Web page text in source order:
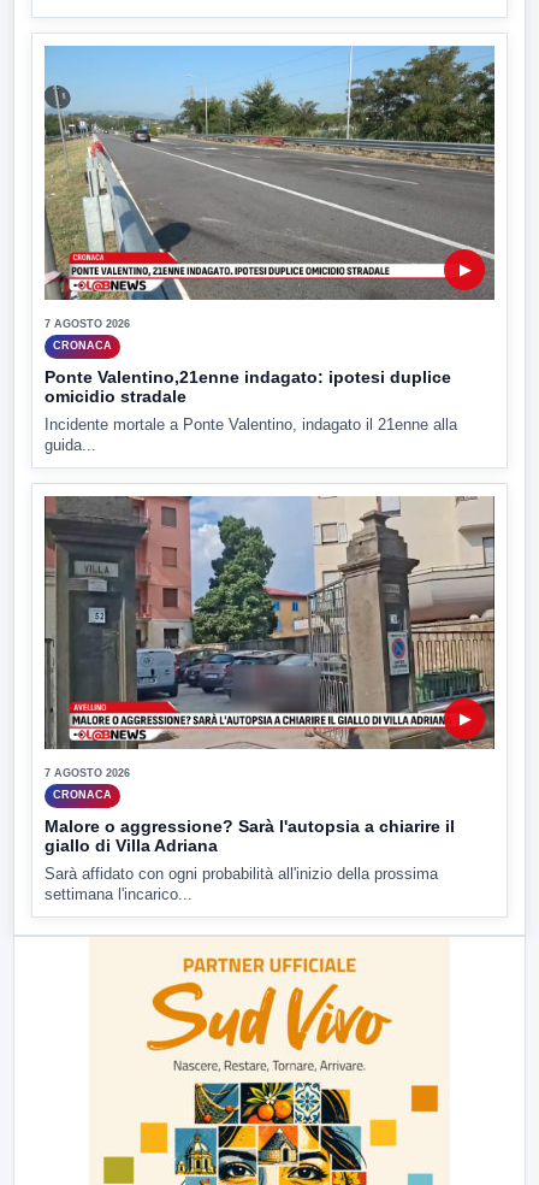
▶
7 AGOSTO 2026
CRONACA
Ponte Valentino,21enne indagato: ipotesi duplice
omicidio stradale
Incidente mortale a Ponte Valentino, indagato il 21enne alla
guida...
▶
7 AGOSTO 2026
CRONACA
Malore o aggressione? Sarà l'autopsia a chiarire il
giallo di Villa Adriana
Sarà affidato con ogni probabilità all'inizio della prossima
settimana l'incarico...